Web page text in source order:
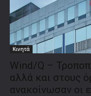
Κινητά
Wind/Q –
αλλά και στους
ανακοίνωσαν οι